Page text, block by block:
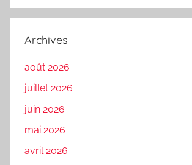
Archives
août 2026
juillet 2026
juin 2026
mai 2026
avril 2026